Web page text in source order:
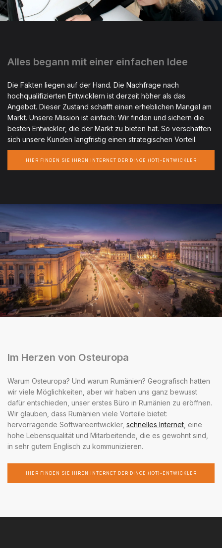
Alles begann mit einer einfachen Idee
Die Fakten liegen auf der Hand. Die Nachfrage nach
hochqualifizierten Entwicklern ist derzeit höher als das
Angebot. Dieser Zustand schafft einen erheblichen Mangel am
Markt. Unsere Mission ist einfach: Wir finden und sichern die
besten Entwickler, die der Markt zu bieten hat. So verschaffen
sich unsere Kunden langfristig einen strategischen Vorteil.
HIER FINDEN SIE IHREN INTERNET DER DINGE (IOT)-ENTWICKLER
Im Herzen von Osteuropa
Warum Osteuropa? Und warum Rumänien? Geografisch hatten
wir viele Möglichkeiten, aber wir haben uns ganz bewusst
dafür entschieden, unser erstes Büro in Rumänien zu eröffnen.
Wir glauben, dass Rumänien viele Vorteile bietet:
hervorragende Softwareentwickler, schnelles Internet , eine
hohe Lebensqualität und Mitarbeitende, die es gewohnt sind,
in sehr gutem Englisch zu kommunizieren.
HIER FINDEN SIE IHREN INTERNET DER DINGE (IOT)-ENTWICKLER